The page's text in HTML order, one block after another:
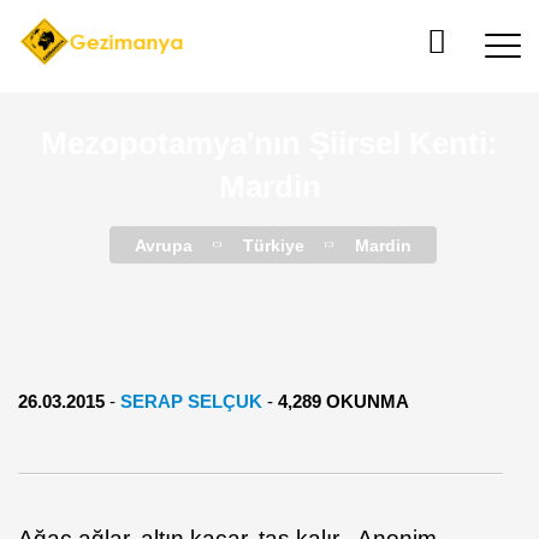
Avrupa Türkiye Mardin
26.03.2015 - SERAP SELÇUK - 4,289 OKUNMA